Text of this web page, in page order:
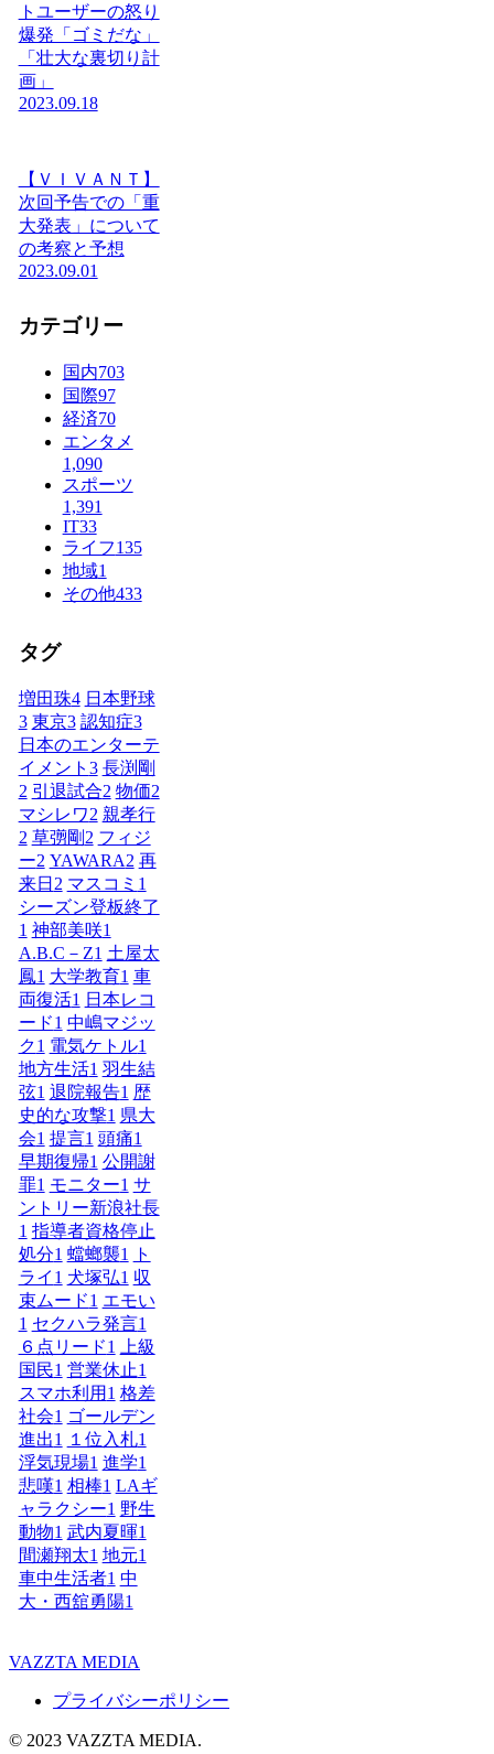
トユーザーの怒り
爆発「ゴミだな」
「壮大な裏切り計
画」
2023.09.18
【ＶＩＶＡＮＴ】
次回予告での「重
大発表」について
の考察と予想
2023.09.01
カテゴリー
国内703
国際97
経済70
エンタメ
1,090
スポーツ
1,391
IT33
ライフ135
地域1
その他433
タグ
増田珠4 日本野球
3 東京3 認知症3
日本のエンターテ
イメント 3 長渕剛
2 引退試合2 物価2
マシレワ2 親孝行
2 草彅剛 2 フィジ
ー2 YAWARA2 再
来日 2 マスコミ 1
シーズン登板終了
1 神部美咲1
A.B.C－Z1 土屋太
鳳1 大学教育1 車
両復活1 日本レコ
ード1 中嶋マジッ
ク1 電気ケトル1
地方生活1 羽生結
弦1 退院報告1 歴
史的な攻撃1 県大
会1 提言1 頭痛1
早期復帰1 公開謝
罪1 モニター1 サ
ントリー新浪社長
1 指導者資格停止
処分1 蟷螂襲1
ト
ライ 1 犬塚弘1 収
束ムード1 エモい
1 セクハラ発言1
６点リード1
上級
国民1 営業休止1
スマホ利用 1 格差
社会1 ゴールデン
進出1 １位入札1
浮気現場1 進学1
悲嘆1 相棒1 LAギ
ャラクシー1 野生
動物1 武内夏暉1
間瀬翔太1 地元1
車中生活者1 中
大・西舘勇陽1
VAZZTA MEDIA
プライバシーポリシー
© 2023 VAZZTA MEDIA.